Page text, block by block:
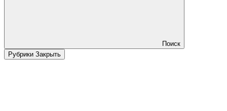
Поиск
Рубрики Закрыть